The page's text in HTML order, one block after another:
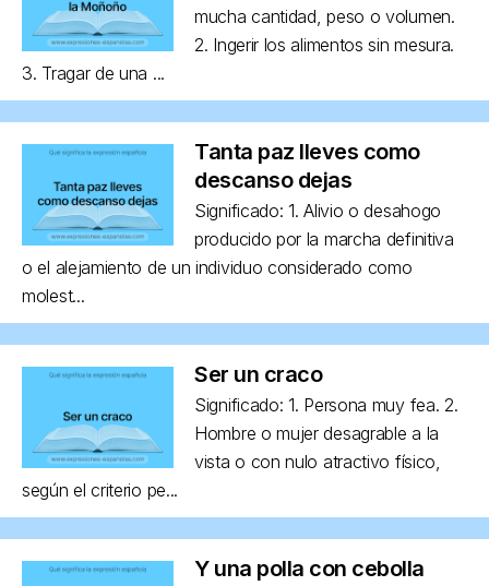
mucha cantidad, peso o volumen.
2. Ingerir los alimentos sin mesura.
3. Tragar de una ...
Tanta paz lleves como
descanso dejas
Significado: 1. Alivio o desahogo
producido por la marcha definitiva
o el alejamiento de un individuo considerado como
molest...
Ser un craco
Significado: 1. Persona muy fea. 2.
Hombre o mujer desagrable a la
vista o con nulo atractivo físico,
según el criterio pe...
Y una polla con cebolla